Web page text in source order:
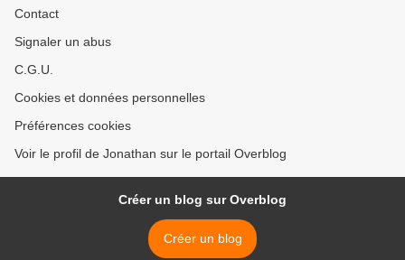
Contact
Signaler un abus
C.G.U.
Cookies et données personnelles
Préférences cookies
Voir le profil de Jonathan sur le portail Overblog
Créer un blog sur Overblog
Créer un blog